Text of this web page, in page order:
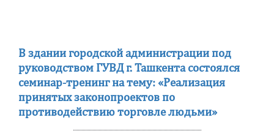
В здании городской администрации под
руководством ГУВД г. Ташкента состоялся
семинар-тренинг на тему: «Реализация
принятых законопроектов по
противодействию торговле людьми»